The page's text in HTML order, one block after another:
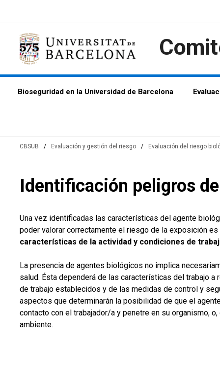
navegación
Bioseguridad en la Universidad de Barcelona
CBSUB / Evaluación y gestión del riesgo / Evaluación del riesgo
Identificación peligros
Una vez identificadas las características del agente
poder valorar correctamente el riesgo de la exposición
características de la actividad y condiciones de
La presencia de agentes biológicos no implica
salud. Ésta dependerá de las características del trabajo
de trabajo establecidos y de las medidas de control y
aspectos que determinarán la posibilidad de que el
contacto con el trabajador/a y penetre en su organismo,
ambiente.